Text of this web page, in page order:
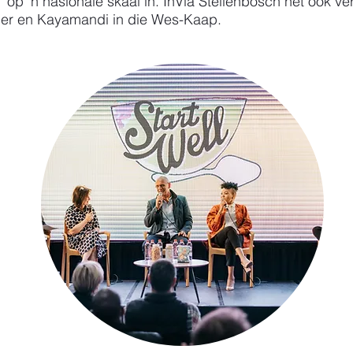
en Kayamandi in die Wes-Kaap.